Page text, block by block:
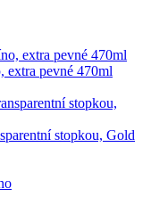
extra pevné 470ml
stopkou, Gold